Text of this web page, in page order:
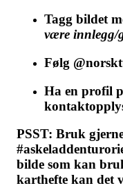
Tagg bildet
være innlegg/
Følg
Ha en profil
PSST: Bruk
bilde som kan
karthefte kan det